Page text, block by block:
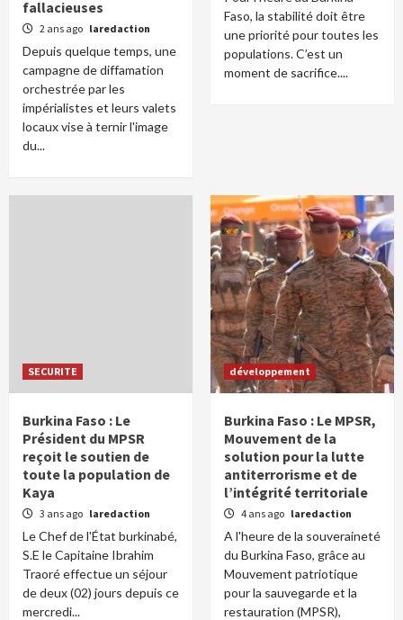
fallacieuses
2 ans ago laredaction
Depuis quelque temps, une
campagne de diffamation
orchestrée par les
impérialistes et leurs valets
locaux vise à ternir l'image
du...
Faso, la stabilité doit être
une priorité pour toutes les
populations. C’est un
moment de sacrifice....
SECURITE
Burkina Faso : Le
Président du MPSR
reçoit le soutien de
toute la population de
Kaya
3 ans ago laredaction
Le Chef de l'État burkinabé,
S.E le Capitaine Ibrahim
Traoré effectue un séjour
de deux (02) jours depuis ce
mercredi...
développement
Burkina Faso : Le MPSR,
Mouvement de la
solution pour la lutte
antiterrorisme et de
l’intégrité territoriale
4 ans ago laredaction
A l'heure de la souveraineté
du Burkina Faso, grâce au
Mouvement patriotique
pour la sauvegarde et la
restauration (MPSR),